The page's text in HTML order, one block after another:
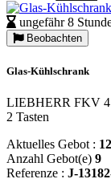
ungefähr 8
Beobachten
Glas-Kühlschrank
LIEBHERR FKV
2 Tasten
Aktuelles Gebot :
Anzahl Gebot(e) 9
Referenze : J-